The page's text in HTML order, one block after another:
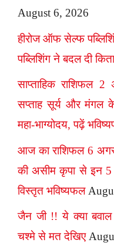
August 6, 2026
हीरोज ऑफ सेल्फ
पब्लिशिंग ने बदल दी
साप्ताहिक
सप्ताह सूर्य और मंगल
महा-भाग्योदय, पढ़ें
आज का राशिफल 6
की असीम कृपा से इन 5
विस्तृत भविष्यफल
जैन जी !! ये क्या बवाल
चश्मे से मत देखिए